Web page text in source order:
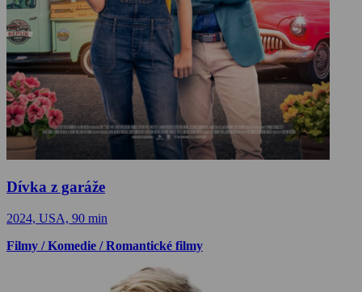
Dívka z garáže
2024, USA, 90 min
Filmy / Komedie / Romantické filmy